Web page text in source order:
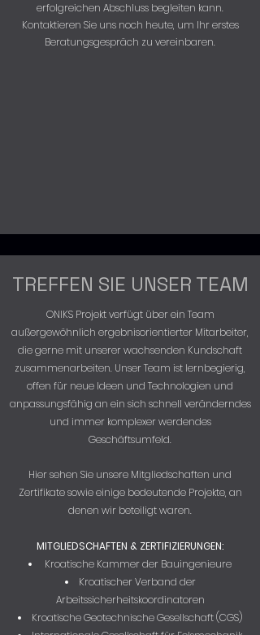
erfolgreichen Abschluss begleiten kann.
Kontaktieren Sie uns noch heute, um Ihr erstes
Beratungsgespräch zu vereinbaren.
TREFFEN SIE UNSER TEAM
ONIKS Projekt verfügt über ein Team
außergewöhnlich ergebnisorientierter Mitarbeiter,
die gerne mit unserer wachsenden Kundschaft
zusammenarbeiten. Unser Team ist lernbegierig,
offen für neue Ideen und Technologien und
anpassungsfähig an ein sich schnell veränderndes
und immer komplexer werdendes
Geschäftsumfeld.
Hier sehen Sie unsere Mitgliedschaften und
Zertifikate sowie einige bedeutende Projekte, an
denen wir beteiligt waren.
MITGLIEDSCHAFTEN & ZERTIFIZIERUNGEN:
Kroatische Kammer der Bauingenieure
Kroatischer Verband der
Arbeitssicherheitskoordinatoren
Kroatische Geotechnische Gesellschaft (CGS)